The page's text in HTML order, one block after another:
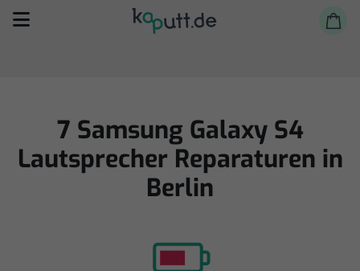
Selbst reparieren
7 Samsung Galaxy S4
Lautsprecher Reparaturen in
Berlin